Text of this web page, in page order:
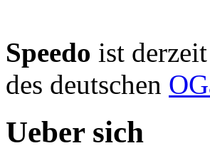
Speedo ist derzeit
des deutschen
Ueber sich